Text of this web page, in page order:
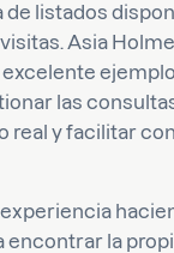
listados
Asia
las
real y facilitar
encontrar la